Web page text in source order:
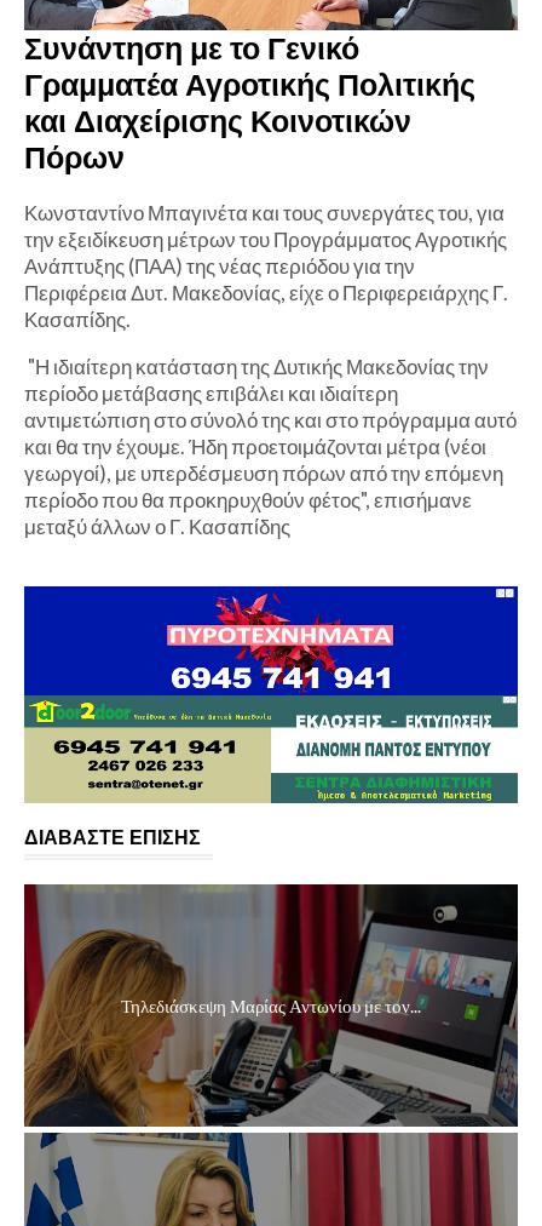
Συνάντηση με το Γενικό
Γραμματέα Αγροτικής Πολιτικής
και Διαχείρισης Κοινοτικών
Πόρων
Κωνσταντίνο Μπαγινέτα και τους συνεργάτες του, για
την εξειδίκευση μέτρων του Προγράμματος Αγροτικής
Ανάπτυξης (ΠΑΑ) της νέας περιόδου για την
Περιφέρεια Δυτ. Μακεδονίας, είχε ο Περιφερειάρχης Γ.
Κασαπίδης.
"Η ιδιαίτερη κατάσταση της Δυτικής Μακεδονίας την
περίοδο μετάβασης επιβάλει και ιδιαίτερη
αντιμετώπιση στο σύνολό της και στο πρόγραμμα αυτό
και θα την έχουμε. Ήδη προετοιμάζονται μέτρα (νέοι
γεωργοί), με υπερδέσμευση πόρων από την επόμενη
περίοδο που θα προκηρυχθούν φέτος",επισήμανε
μεταξύ άλλων ο Γ. Κασαπίδης
ΔΙΑΒΑΣΤΕ ΕΠΙΣΗΣ
Τηλεδιάσκεψη Μαρίας Αντωνίου με τον...